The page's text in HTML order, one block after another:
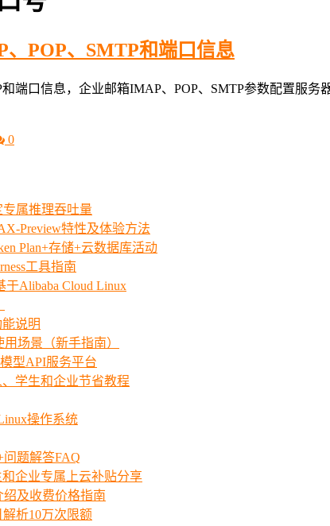
POP、SMTP和端口信息
端口信息，企业邮箱IMAP、POP、SMTP参数配置服
0
属推理吞吐量
Preview特性及体验方法
Plan+存储+云数据库活动
工具指南
Alibaba Cloud Linux
说明
场景（新手指南）
型API服务平台
学生和企业节省教程
操作系统
题解答FAQ
企业专属上云补贴分享
绍及收费价格指南
析10万次限额